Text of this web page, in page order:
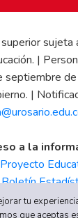
sujeta
|
septiembre
|
a la
Proyecto
Boletín
|
tu
que aceptas